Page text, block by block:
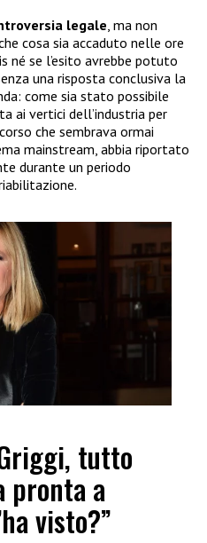
legale, ma non
cosa sia accaduto nelle ore
né se l’esito avrebbe potuto
una risposta conclusiva la
come sia stato possibile
ai vertici dell’industria per
che sembrava ormai
mainstream, abbia riportato
durante un periodo
tutto
pronta a
visto?”